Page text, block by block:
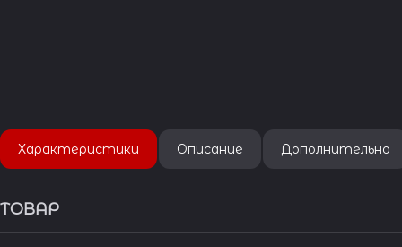
Характеристики Описание Дополнительно
ТОВАР